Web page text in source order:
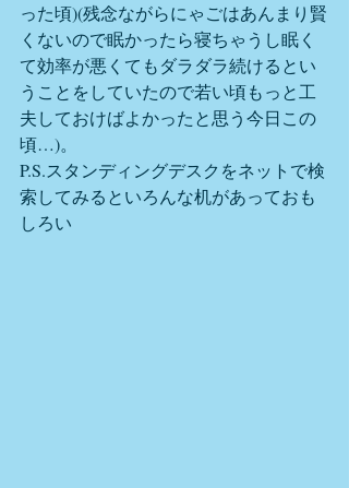
った頃)(残念ながらにゃごはあんまり賢
くないので眠かったら寝ちゃうし眠く
て効率が悪くてもダラダラ続けるとい
うことをしていたので若い頃もっと工
夫しておけばよかったと思う今日この
頃…)。
P.S.スタンディングデスクをネットで検
索してみるといろんな机があっておも
しろい